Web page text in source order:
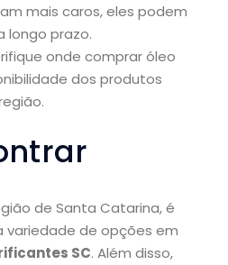
mais caros, eles podem
longo prazo.
onde comprar óleo
dos produtos
de Santa Catarina, é
variedade de opções em
SC. Além disso,